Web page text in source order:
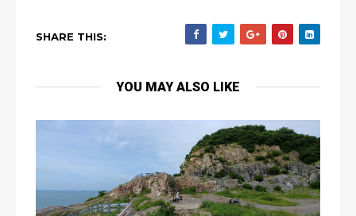
SHARE THIS:
YOU MAY ALSO LIKE